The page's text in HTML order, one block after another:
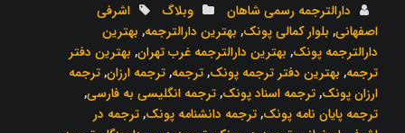
دارالترجمه رسمی شاهان وبلاگ
اشرفی
اصفهانی, بلوار کمالی پونک, بهترین دارالترجمه, بهترین
دارالترجمه پونک, بهترین دارالترجمه غرب تهران, بهترین دفتر
ترجمه, بهترین دفتر ترجمه پونک,ترجمه,ترجمه ارزان,ترجمه
ارزان پونک,ترجمه اسناد پونک,ترجمه انگلیسی به فارسی,
ترجمه پایان نامه پونک,ترجمه دانشنامه پونک,ترجمه در